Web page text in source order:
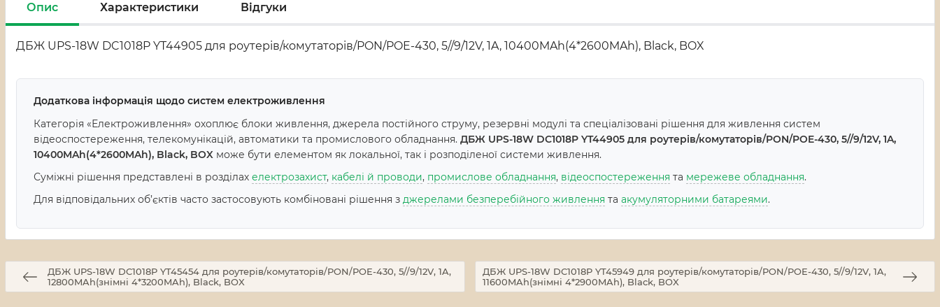
Опис Характеристики Відгуки
ДБЖ UPS-18W DC1018P YT44905 для роутерів/комутаторів/PON/POE-430, 5//9/12V, 1A, 10400MAh(4*2600MAh), Black, BOX
Додаткова інформація щодо систем електроживлення
Категорія «Електроживлення» охоплює блоки живлення, джерела постійного струму, резервні модулі та спеціалізовані рішення для живлення систем
відеоспостереження, телекомунікацій, автоматики та промислового обладнання. ДБЖ UPS-18W DC1018P YT44905 для роутерів/комутаторів/PON/POE-430, 5//9/12V, 1A,
10400MAh(4*2600MAh), Black, BOX може бути елементом як локальної, так і розподіленої системи живлення.
Суміжні рішення представлені в розділах електрозахист, кабелі й проводи, промислове обладнання, відеоспостереження та мережеве обладнання.
Для відповідальних об’єктів часто застосовують комбіновані рішення з джерелами безперебійного живлення та акумуляторними батареями.
ДБЖ UPS-18W DC1018P YT45454 для роутерів/комутаторів/PON/POE-430, 5//9/12V, 1A,
12800MAh(знімні 4*3200MAh), Black, BOX
ДБЖ UPS-18W DC1018P YT45949 для роутерів/комутаторів/PON/POE-430, 5//9/12V, 1A,
11600MAh(знімні 4*2900MAh), Black, BOX